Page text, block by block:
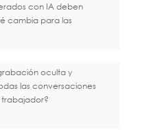
con IA deben
cambia para las
oculta y
las conversaciones